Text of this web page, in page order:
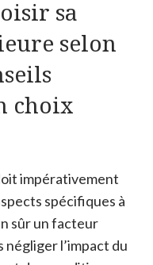
sa
selon
choix
impérativement
spécifiques à
sûr un facteur
négliger l’impact du